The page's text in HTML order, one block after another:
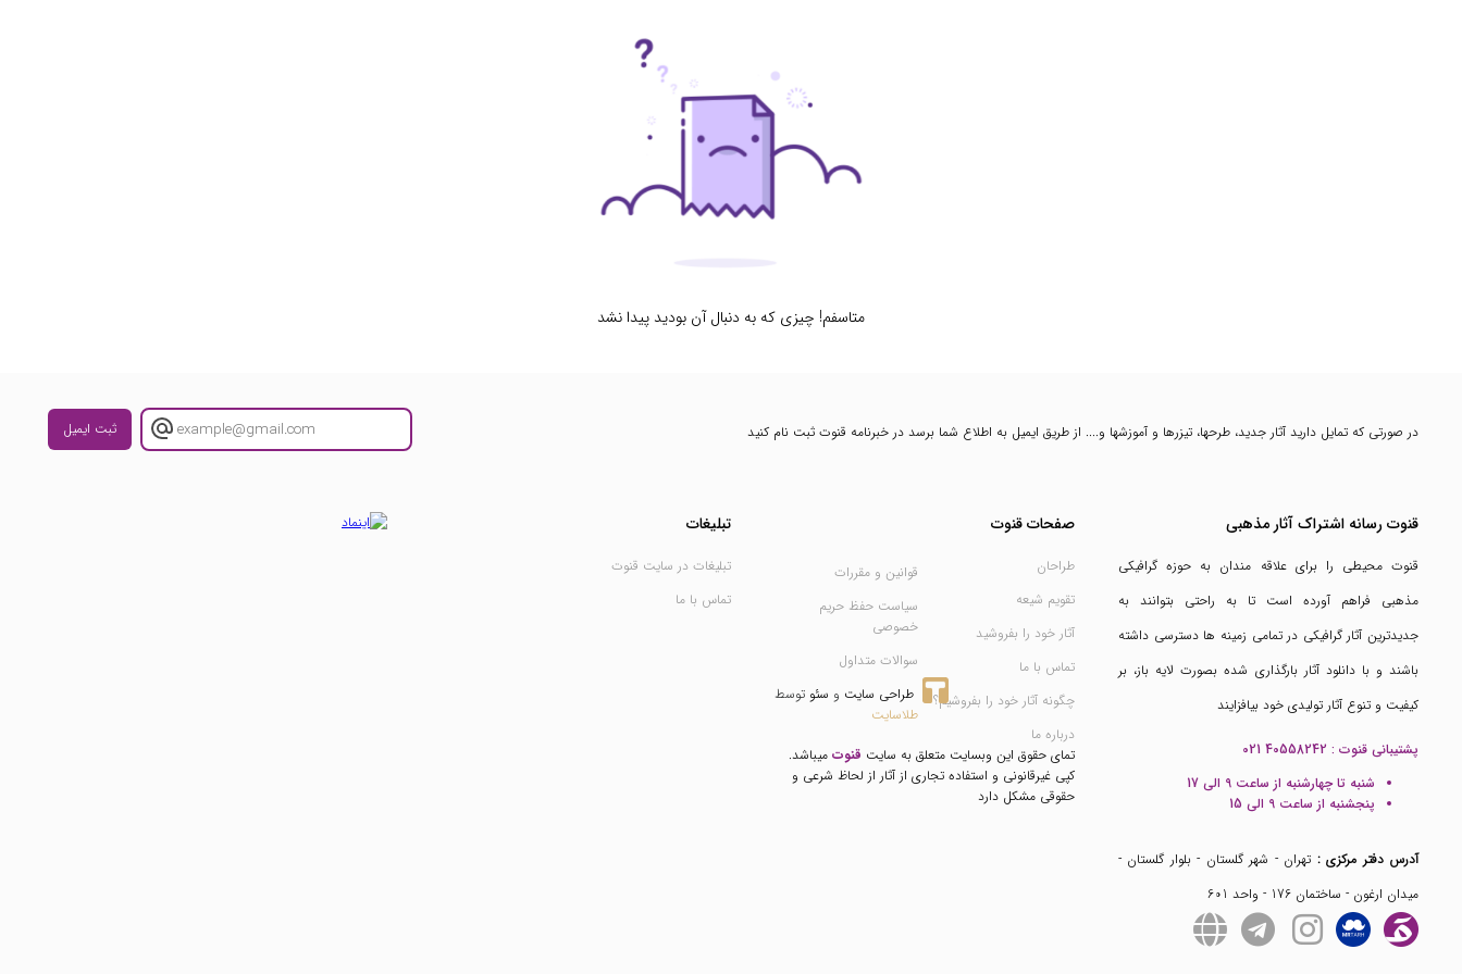
متاسفم! چیزی که به دنبال آن بودید پیدا نشد
در صورتی که تمایل دارید آثار جدید، طرحها، تیزرها و آموزشها و.... از طریق ایمیل به اطلاع شما برسد در خبرنامه قنوت ثبت نام کنید ثبت ایمیل
قنوت رسانه اشتراک آثار مذهبی
قنوت محیطی را برای علاقه مندان به حوزه گرافیکی
مذهبی فراهم آورده است تا به راحتی بتوانند به
جدیدترین آثار گرافیکی در تمامی زمینه ها دسترسی داشته
باشند و با دانلود آثار بارگذاری شده بصورت لایه باز، بر
کیفیت و تنوع آثار تولیدی خود بیافزایند
پشتیبانی قنوت : 021 40558242
شنبه تا چهارشنبه از ساعت 9 الی 17
پنجشنبه از ساعت 9 الی 15
آدرس دفتر مرکزی : تهران - شهر گلستان - بلوار گلستان -
میدان ارغون - ساختمان 176 - واحد 601
صفحات قنوت
طراحان
تقویم شیعه
آثار خود را بفروشید
تماس با ما
چگونه آثار خود را بفروشیم؟
درباره ما
قوانین و مقررات
سیاست حفظ حریم
خصوصی
سوالات متداول
طراحی سایت و سئو توسط
طلاسایت
تمای حقوق این وبسایت متعلق به سایت قنوت میباشد.
کپی غیرقانونی و استفاده تجاری از آثار از لحاظ شرعی و
حقوقی مشکل دارد
تبلیغات
تبلیغات در سایت قنوت
تماس با ما